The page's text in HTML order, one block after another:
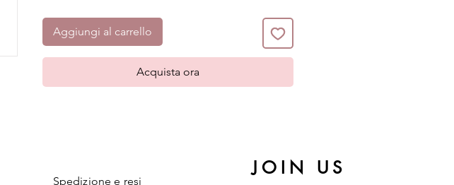
Aggiungi al carrello
Acquista ora
Spedizione e resi
JOIN US